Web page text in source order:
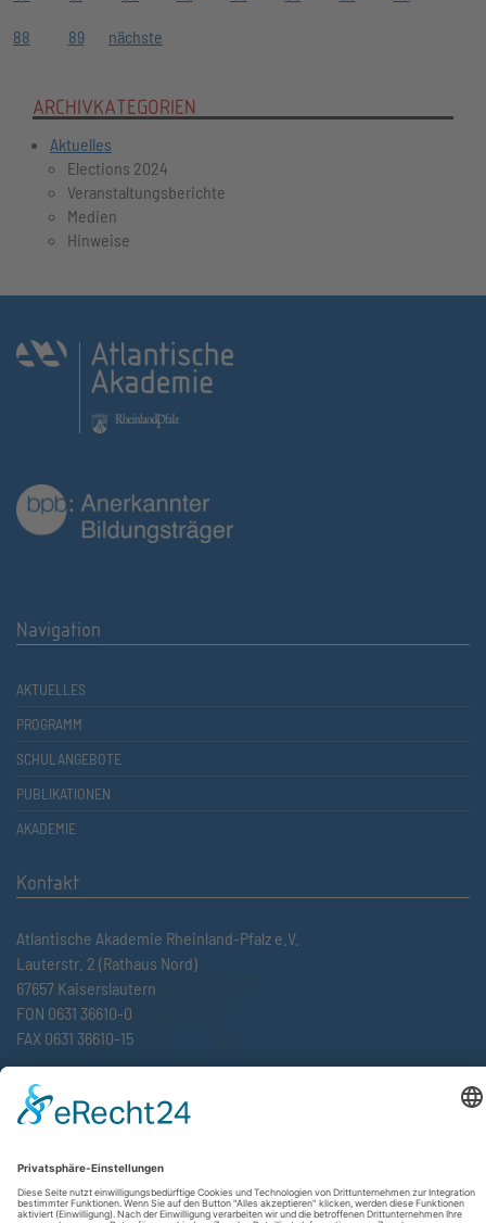
88 89 nächste
ARCHIVKATEGORIEN
Aktuelles
Elections 2024
Veranstaltungsberichte
Medien
Hinweise
Navigation
AKTUELLES
PROGRAMM
SCHULANGEBOTE
PUBLIKATIONEN
AKADEMIE
Kontakt
Atlantische Akademie Rheinland-Pfalz e.V.
Lauterstr. 2 (Rathaus Nord)
67657 Kaiserslautern
FON 0631 36610-0
FAX 0631 36610-15
©2026 Atlantische Akademie Rheinland-Pfalz e. V. |
Impressum|Datenschutzerklärung|AGB|Newsletter|